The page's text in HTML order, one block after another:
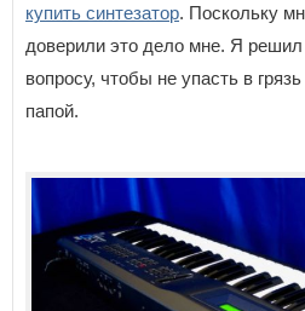
купить синтезатор. Поскольку
доверили это дело мне. Я решил
вопросу, чтобы не упасть в
папой.